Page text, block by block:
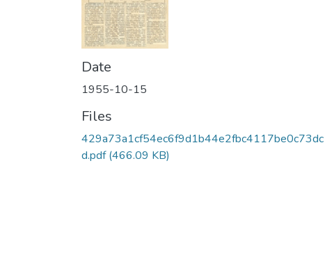
Date
1955-10-15
Files
429a73a1cf54ec6f9d1b44e2fbc4117be0c73dc
d.pdf(466.09 KB)